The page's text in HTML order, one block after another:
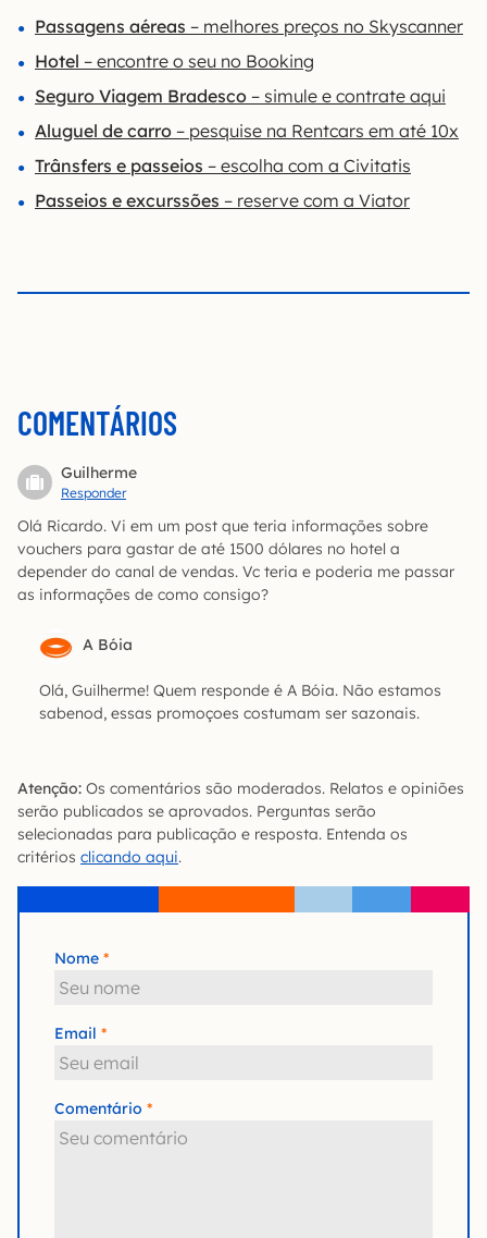
Passagens aéreas – melhores preços no Skyscanner
Hotel – encontre o seu no Booking
Seguro Viagem Bradesco – simule e contrate aqui
Aluguel de carro – pesquise na Rentcars em até 10x
Trânsfers e passeios – escolha com a Civitatis
Passeios e excurssões – reserve com a Viator
COMENTÁRIOS
Guilherme
Responder
Olá Ricardo. Vi em um post que teria informações sobre
vouchers para gastar de até 1500 dólares no hotel a
depender do canal de vendas. Vc teria e poderia me passar
as informações de como consigo?
A Bóia
Olá, Guilherme! Quem responde é A Bóia. Não estamos
sabenod, essas promoçoes costumam ser sazonais.
Atenção: Os comentários são moderados. Relatos e opiniões
serão publicados se aprovados. Perguntas serão
selecionadas para publicação e resposta. Entenda os
critérios clicando aqui.
Nome
Email
Comentário